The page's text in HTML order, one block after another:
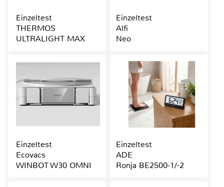
Einzeltest
THERMOS
ULTRALIGHT MAX
Einzeltest
Alfi
Neo
Einzeltest
Ecovacs
WINBOT W30 OMNI
Einzeltest
ADE
Ronja BE2500-1/-2